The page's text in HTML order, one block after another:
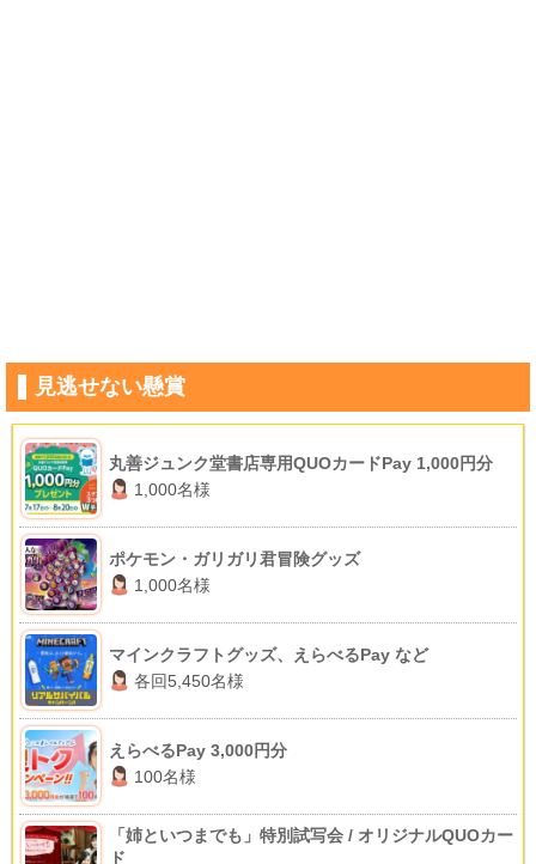
見逃せない懸賞
丸善ジュンク堂書店専用QUOカードPay 1,000円分
1,000名様
ポケモン・ガリガリ君冒険グッズ
1,000名様
マインクラフトグッズ、えらべるPay など
各回5,450名様
えらべるPay 3,000円分
100名様
「姉といつまでも」特別試写会 / オリジナルQUOカー
ド